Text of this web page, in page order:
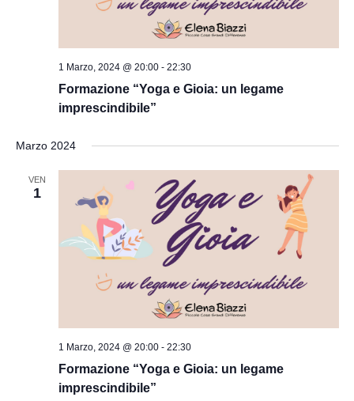
1 Marzo, 2024 @ 20:00- 22:30
Formazione “Yoga e Gioia: un legame
imprescindibile”
Marzo 2024
VEN
1
1 Marzo, 2024 @ 20:00- 22:30
Formazione “Yoga e Gioia: un legame
imprescindibile”